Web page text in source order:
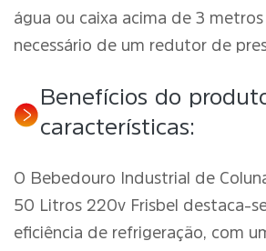
água ou caixa acima de 3 metros
necessário de um redutor de
Benefícios do
características:
O Bebedouro Industrial de
50 Litros 220v Frisbel destaca-
eficiência de refrigeração, com